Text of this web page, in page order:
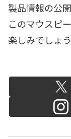
製品情報の公
このマウスピ
楽しみでしょ